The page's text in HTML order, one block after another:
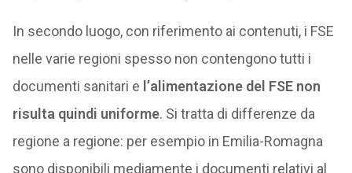
In secondo luogo, con riferimento ai contenuti, i FSE
nelle varie regioni spesso non contengono tutti i
documenti sanitari e l’alimentazione del FSE non
risulta quindi uniforme. Si tratta di differenze da
regione a regione: per esempio in Emilia-Romagna
sono disponibili mediamente i documenti relativi al